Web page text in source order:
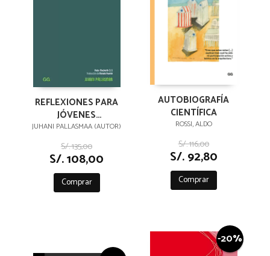
REFLEXIONES PARA
JÓVENES
ARQUITECTOS
JUHANI PALLASMAA (AUTOR)
S/. 135,00
S/. 108,00
Comprar
AUTOBIOGRAFÍA
CIENTÍFICA
ROSSI, ALDO
S/. 116,00
S/. 92,80
Comprar
-20%